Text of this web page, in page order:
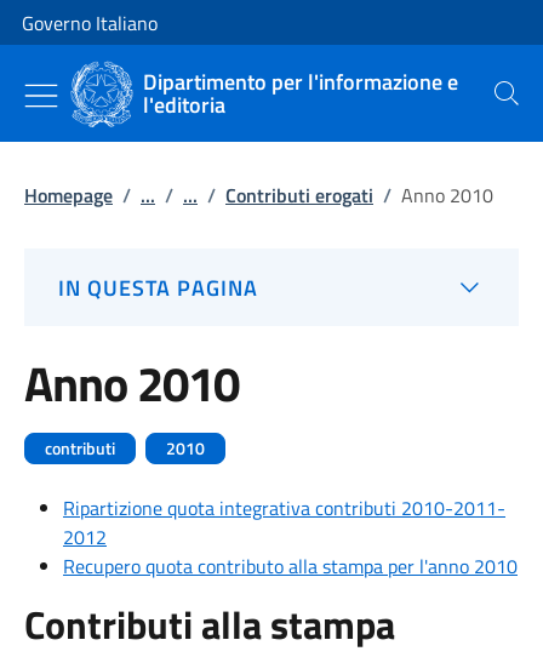
Vai al contenuto
Vai alla navigazione del sito
Governo Italiano
Dipartimento per l'informazione e
l'editoria Cerca
Homepage / ... / ... / Contributi erogati / Anno 2010
IN QUESTA PAGINA
Anno 2010
contributi 2010
Ripartizione quota integrativa contributi 2010-2011-
2012
Recupero quota contributo alla stampa per l'anno 2010
Contributi alla stampa